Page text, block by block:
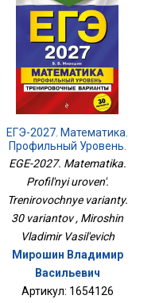
ЕГЭ-2027. Математика.
Профильный Уровень.
Тренировочные
EGE-2027. Matematika.
Profil'nyi uroven'.
Trenirovochnye varianty.
30 variantov , Miroshin
Vladimir Vasil'evich
Мирошин Владимир
Васильевич
Артикул: 1654126